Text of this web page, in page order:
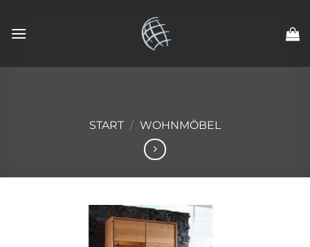
springen
START / WOHNMÖBEL